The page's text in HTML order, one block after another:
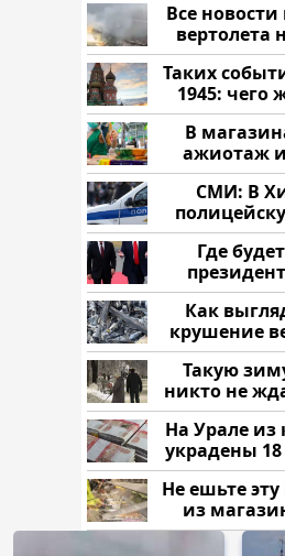
Все
вертолета
Таких
1945: чего
В
ажиотаж
продукта:
СМИ: В
напали и
Где
России:
Как
крушение
Кавказе:
Такую
никто не
На Урале
украдены
Не ешьте
из